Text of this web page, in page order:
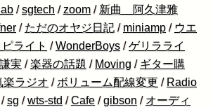
/sgtech /zoom / 新曲 阿久津雅
/ ただのオヤジ日記 / miniamp / ウエ
ライト /WonderBoys /ゲリラライ
実 /楽器の話題 / Moving / ギター購
楽ラジオ / ボリューム配線変更 / Radio
/sg /wts-std /Cafe /gibson / オーディ